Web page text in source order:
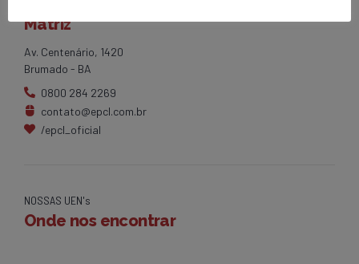
Matriz
Av. Centenário, 1420
Brumado - BA
0800 284 2269
contato@epcl.com.br
/epcl_oficial
NOSSAS UEN's
Onde nos encontrar